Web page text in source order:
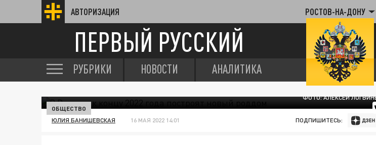
АВТОРИЗАЦИЯ РОСТОВ-НА-ДОНУ
ПЕРВЫЙ РУССКИЙ
РУБРИКИ НОВОСТИ АНАЛИТИКА
ФОТО: АЛЕКСЕЙ
ОБЩЕСТВО
ЮЛИЯ БАНИШЕВСКАЯ 16 МАЯ 2022 14:01 ПОДПИШИТЕСЬ: